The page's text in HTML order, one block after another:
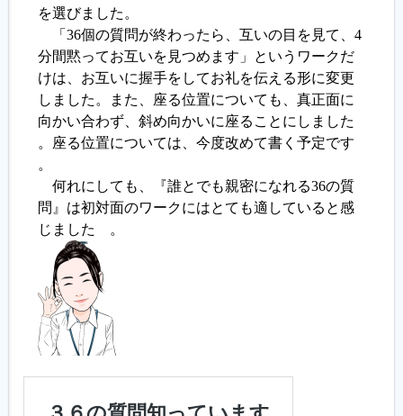
を選びました。
「36個の質問が終わったら、互いの目を見て、4
分間黙ってお互いを見つめます」というワークだ
けは、お互いに握手をしてお礼を伝える形に変更
しました。また、座る位置についても、真正面に
向かい合わず、斜め向かいに座ることにしました
。座る位置については、今度改めて書く予定です
。
何れにしても、『誰とでも親密になれる36の質
問』は初対面のワークにはとても適していると感
じました 。